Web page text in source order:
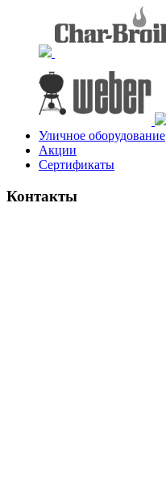
Уличное оборудование
Акции
Сертификаты
Контакты